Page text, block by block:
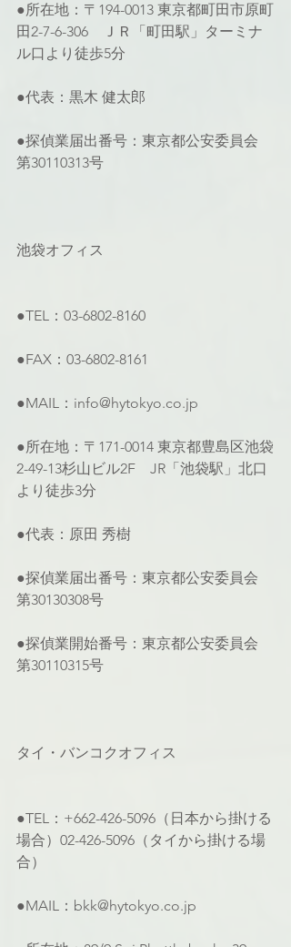
●所在地：〒194-0013 東京都町田市原町
田2-7-6-306　ＪＲ「町田駅」ターミナ
ル口より徒歩5分
●代表：黒木 健太郎
●探偵業届出番号：東京都公安委員会
第30110313号
池袋オフィス
●TEL：03-6802-8160
●FAX：03-6802-8161
●MAIL：info@hytokyo.co.jp
●所在地：〒171-0014 東京都豊島区池袋
2-49-13杉山ビル2F　JR「池袋駅」北口
より徒歩3分
●代表：原田 秀樹
●探偵業届出番号：東京都公安委員会
第30130308号
●探偵業開始番号：東京都公安委員会
第30110315号
タイ・バンコクオフィス
●TEL：+662-426-5096（日本から掛ける
場合）02-426-5096（タイから掛ける場
合）
●MAIL：bkk@hytokyo.co.jp